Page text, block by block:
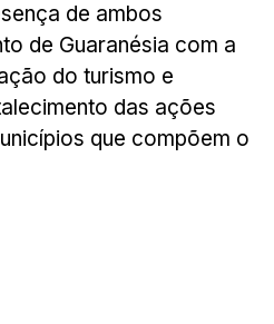
de ambos
de Guaranésia com a
do turismo e
das ações
que compõem o